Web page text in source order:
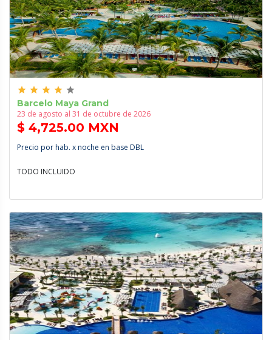
grade grade grade grade grade
Barcelo Maya Grand
23 de agosto al 31 de octubre de 2026
$ 4,725.00 MXN
Precio por hab. x noche en base DBL
TODO INCLUIDO